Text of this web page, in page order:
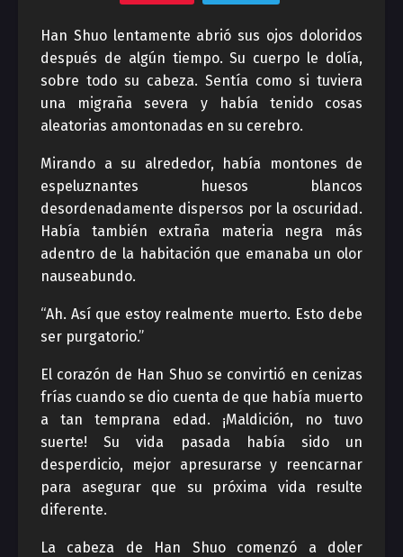
Han Shuo lentamente abrió sus ojos doloridos
después de algún tiempo. Su cuerpo le dolía,
sobre todo su cabeza. Sentía como si tuviera
una migraña severa y había tenido cosas
aleatorias amontonadas en su cerebro.
Mirando a su alrededor, había montones de
espeluznantes huesos blancos
desordenadamente dispersos por la oscuridad.
Había también extraña materia negra más
adentro de la habitación que emanaba un olor
nauseabundo.
“Ah. Así que estoy realmente muerto. Esto debe
ser purgatorio.”
El corazón de Han Shuo se convirtió en cenizas
frías cuando se dio cuenta de que había muerto
a tan temprana edad. ¡Maldición, no tuvo
suerte! Su vida pasada había sido un
desperdicio, mejor apresurarse y reencarnar
para asegurar que su próxima vida resulte
diferente.
La cabeza de Han Shuo comenzó a doler